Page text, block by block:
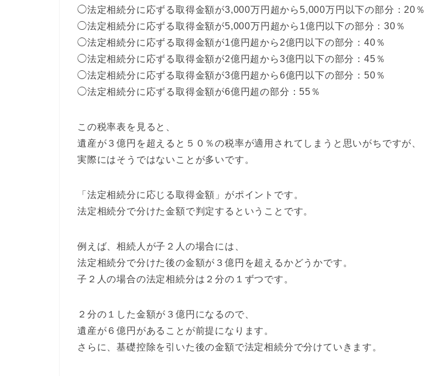
◯法定相続分に応ずる取得金額が3,000万円超から5,000万円以下の部分：20％
◯法定相続分に応ずる取得金額が5,000万円超から1億円以下の部分：30％
◯法定相続分に応ずる取得金額が1億円超から2億円以下の部分：40％
◯法定相続分に応ずる取得金額が2億円超から3億円以下の部分：45％
◯法定相続分に応ずる取得金額が3億円超から6億円以下の部分：50％
◯法定相続分に応ずる取得金額が6億円超の部分：55％
この税率表を見ると、
遺産が３億円を超えると５０％の税率が適用されてしまうと思いがちですが、
実際にはそうではないことが多いです。
「法定相続分に応じる取得金額」がポイントです。
法定相続分で分けた金額で判定するということです。
例えば、相続人が子２人の場合には、
法定相続分で分けた後の金額が３億円を超えるかどうかです。
子２人の場合の法定相続分は２分の１ずつです。
２分の１した金額が３億円になるので、
遺産が６億円があることが前提になります。
さらに、基礎控除を引いた後の金額で法定相続分で分けていきます。